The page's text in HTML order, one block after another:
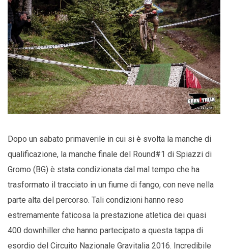
Dopo un sabato primaverile in cui si è svolta la manche di
qualificazione, la manche finale del Round#1 di Spiazzi di
Gromo (BG) è stata condizionata dal mal tempo che ha
trasformato il tracciato in un fiume di fango, con neve nella
parte alta del percorso. Tali condizioni hanno reso
estremamente faticosa la prestazione atletica dei quasi
400 downhiller che hanno partecipato a questa tappa di
esordio del Circuito Nazionale Gravitalia 2016. Incredibile